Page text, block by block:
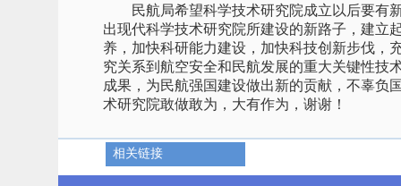
民航局希望科学技术研究院成立以后要有新
出现代科学技术研究院所建设的新路子，建立
养，加快科研能力建设，加快科技创新步伐，
究关系到航空安全和民航发展的重大关键性技
成果，为民航强国建设做出新的贡献，不辜负
术研究院敢做敢为，大有作为，谢谢！
相关链接